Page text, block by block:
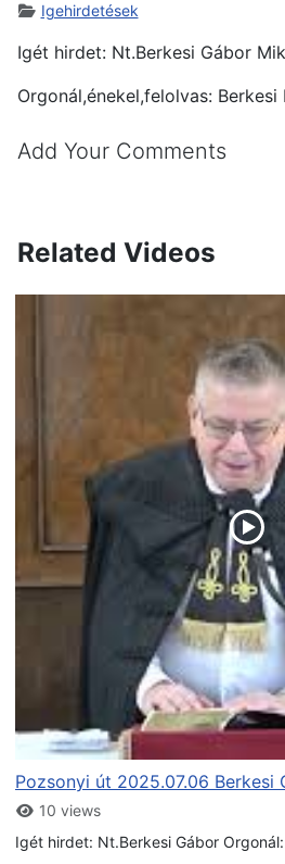
Igehirdetések
Igét hirdet: Nt.Berkesi Gábor
Orgonál,énekel,felolvas: Berkesi
Add Your Comments
Related Videos
Pozsonyi út 2025.07.06 Berkesi
10 views
Igét hirdet: Nt.Berkesi Gábor